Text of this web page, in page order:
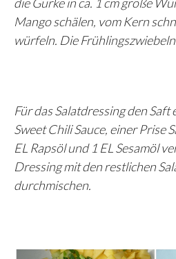
Mango schälen, vom Kern
würfeln. Die
Für das Salatdressing den
Sweet Chili Sauce, einer Prise
EL Rapsöl und 1 EL Sesamöl
Dressing mit den restlichen
durchmischen.